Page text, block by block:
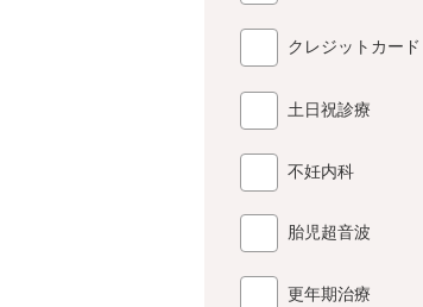
クレジットカード
土日祝診療
不妊内科
胎児超音波
更年期治療